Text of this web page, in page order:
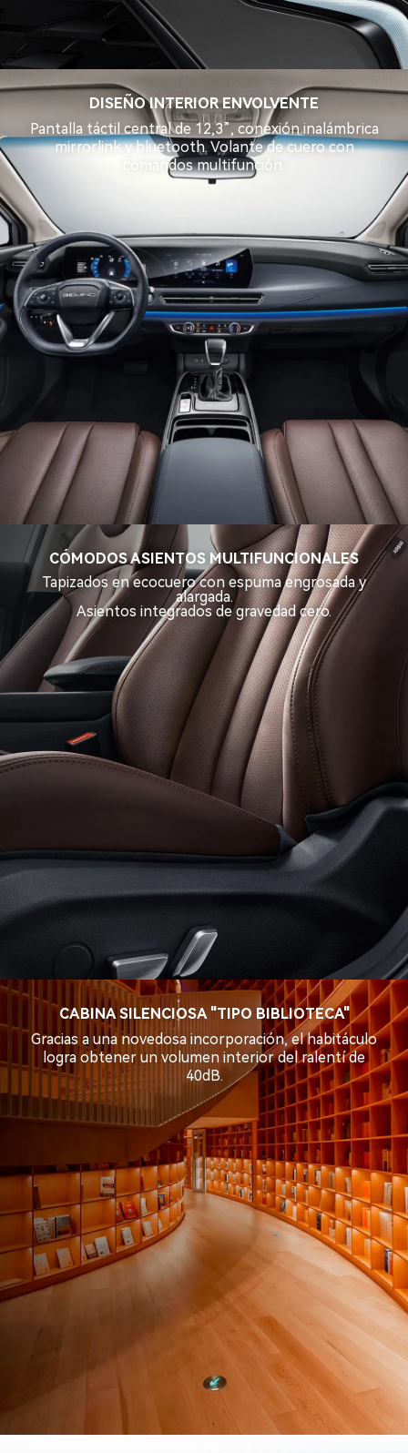
DISEÑO INTERIOR ENVOLVENTE
Pantalla táctil central de 12,3”, conexión inalámbrica
mirrorlink y bluetooth. Volante de cuero con
comandos multifunción.
CÓMODOS ASIENTOS MULTIFUNCIONALES
Tapizados en ecocuero con espuma engrosada y
alargada.
Asientos integrados de gravedad cero.
CABINA SILENCIOSA "TIPO BIBLIOTECA"
Gracias a una novedosa incorporación, el habitáculo
logra obtener un volumen interior del ralentí de
40dB.